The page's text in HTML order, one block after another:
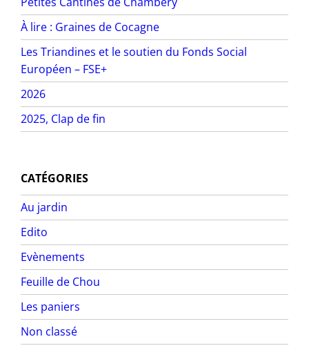
À lire : Graines de Cocagne
Les Triandines et le soutien du Fonds Social
Européen – FSE+
2026
2025, Clap de fin
CATÉGORIES
Au jardin
Edito
Evènements
Feuille de Chou
Les paniers
Non classé